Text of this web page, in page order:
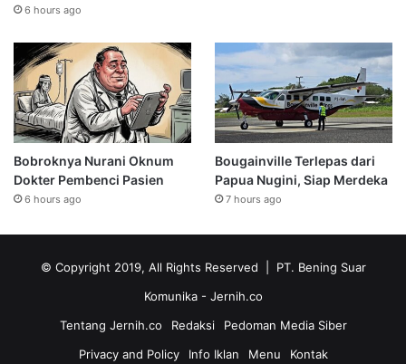
6 hours ago
Bobroknya Nurani Oknum
Dokter Pembenci Pasien
6 hours ago
Bougainville Terlepas dari
Papua Nugini, Siap Merdeka
7 hours ago
© Copyright 2019, All Rights Reserved | PT. Bening Suar
Komunika - Jernih.co
Tentang Jernih.co
Redaksi
Pedoman Media Siber
Privacy and Policy
Info Iklan Menu Kontak